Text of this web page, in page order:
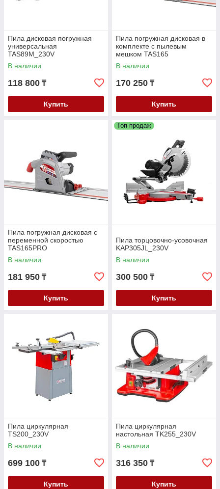
Пила дисковая погружная
универсальная
TAS89M_230V
В наличии
118 800 ₸
Купить
Пила погружная дисковая в
комплекте с пылевым
мешком TAS165
В наличии
170 250 ₸
Купить
Пила погружная дисковая с
переменной скоростью
TAS165PRO
В наличии
181 950 ₸
Купить
Топ продаж
Пила торцовочно-усовочная
KAP305JL_230V
В наличии
300 500 ₸
Купить
Пила циркулярная
TS200_230V
В наличии
699 100 ₸
Купить
Пила циркулярная
настольная TK255_230V
В наличии
316 350 ₸
Купить